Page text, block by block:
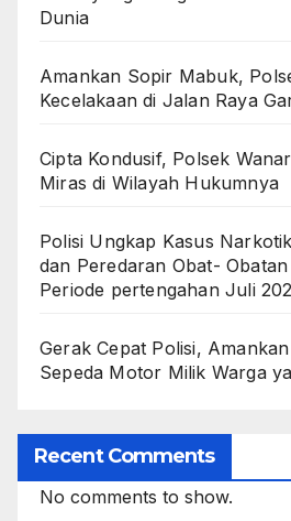
Dunia
Amankan Sopir Mabuk,
Kecelakaan di Jalan Raya
Cipta Kondusif, Polsek
Miras di Wilayah Hukumnya
Polisi Ungkap Kasus
dan Peredaran Obat-
Periode pertengahan Juli
Gerak Cepat Polisi,
Sepeda Motor Milik Warga
Recent Comments
No comments to show.